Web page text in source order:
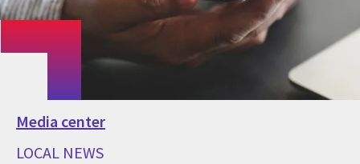
Media center
LOCAL NEWS